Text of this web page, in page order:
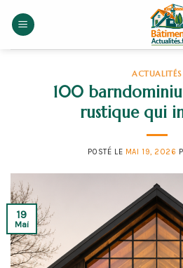
ACTUALITÉS
100
rustique qui
POSTÉ LE MAI 19, 2026
19
Mai